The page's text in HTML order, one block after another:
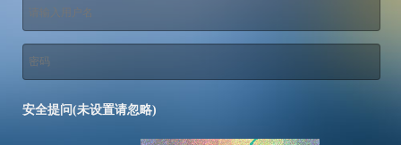
安全提问(未设置请忽略)